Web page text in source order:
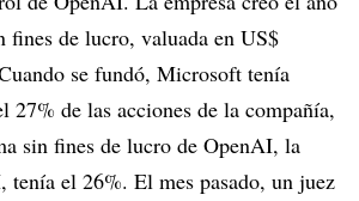
fines de lucro, valuada en US$
se fundó, Microsoft tenía
27% de las acciones de la compañía,
sin fines de lucro de OpenAI, la
tenía el 26%. El mes pasado, un juez